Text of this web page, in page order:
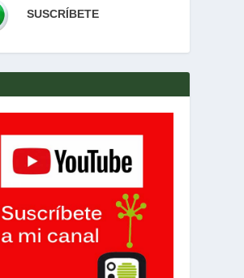
SUSCRÍBETE